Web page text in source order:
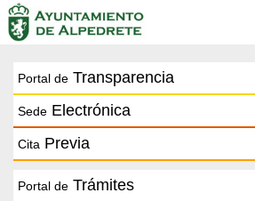
Portal de Transparencia
Sede Electrónica
Cita Previa
Portal de Trámites